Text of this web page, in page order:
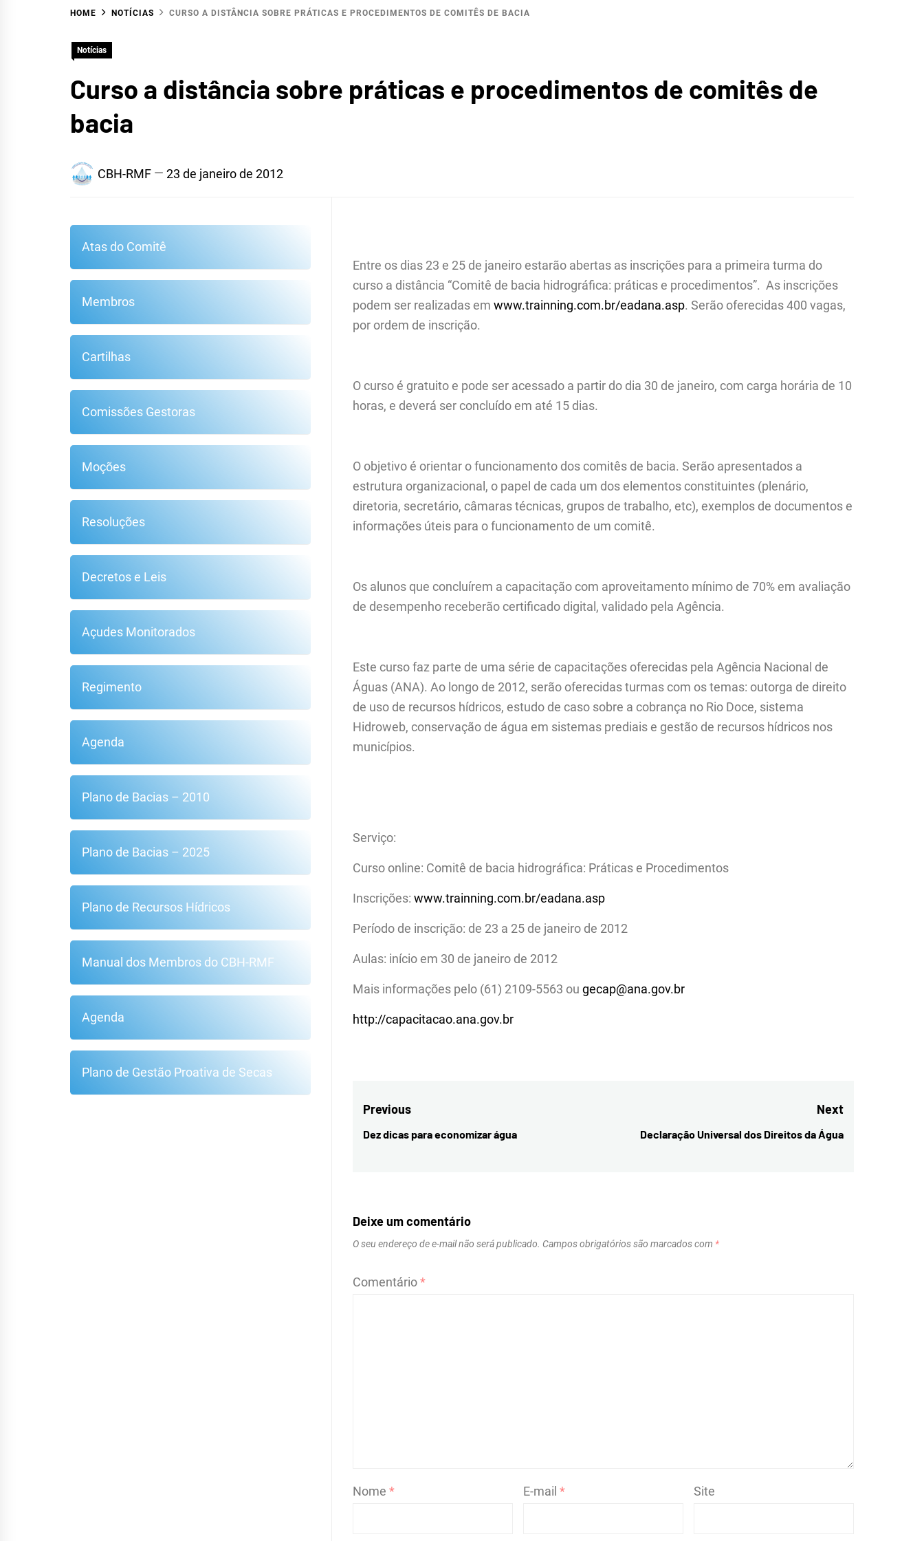
HIDROGRÁFICA DA
METROPOLITANA DE
FORTALEZA
HOME NOTÍCIAS CURSO A DISTÂNCIA SOBRE PRÁTICAS E PROCEDIMENTOS DE COMITÊS DE BACIA
Notícias
Curso a distância sobre práticas e procedimentos de comitês de
bacia
CBH-RMF 23 de janeiro de 2012
Entre os dias 23 e 25 de janeiro estarão abertas as inscrições para a primeira turma do
curso a distância “Comitê de bacia hidrográfica: práticas e procedimentos”. As inscrições
podem ser realizadas emwww.trainning.com.br/eadana.asp. Serão oferecidas 400 vagas,
por ordem de inscrição.
O curso é gratuito e pode ser acessado a partir do dia 30 de janeiro, com carga horária de 10
horas, e deverá ser concluído em até 15 dias.
O objetivo é orientar o funcionamento dos comitês de bacia. Serão apresentados a
estrutura organizacional, o papel de cada um dos elementos constituintes (plenário,
diretoria, secretário, câmaras técnicas, grupos de trabalho, etc), exemplos de documentos e
informações úteis para o funcionamento de um comitê.
Os alunos que concluírem a capacitação com aproveitamento mínimo de 70% em avaliação
de desempenho receberão certificado digital, validado pela Agência.
Este curso faz parte de uma série de capacitações oferecidas pela Agência Nacional de
Águas (ANA). Ao longo de 2012, serão oferecidas turmas com os temas: outorga de direito
de uso de recursos hídricos, estudo de caso sobre a cobrança no Rio Doce, sistema
Hidroweb, conservação de água em sistemas prediais e gestão de recursos hídricos nos
municípios.
Serviço:
Curso online: Comitê de bacia hidrográfica: Práticas e Procedimentos
Inscrições:www.trainning.com.br/eadana.asp
Período de inscrição: de 23 a 25 de janeiro de 2012
Aulas: início em 30 de janeiro de 2012
Mais informações pelo (61) 2109-5563 ougecap@ana.gov.br
http://capacitacao.ana.gov.br
Navegação
de
Previous
Previous
Dez dicas para economizar água
Next
Next
Declaração Universal dos Direitos da Água
Deixe um comentário
O seu endereço de e-mail não será publicado. Campos obrigatórios são marcados com *
Comentário*
Nome* E-mail * Site
Atas do Comitê
Membros
Cartilhas
Comissões Gestoras
Moções
Resoluções
Decretos e Leis
Açudes Monitorados
Regimento
Agenda
Plano de Bacias – 2010
Plano de Bacias – 2025
Plano de Recursos Hídricos
Manual dos Membros do CBH-RMF
Agenda
Plano de Gestão Proativa de Secas